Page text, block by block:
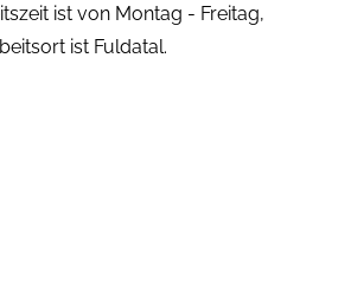
ist von Montag - Freitag,
ist Fuldatal.